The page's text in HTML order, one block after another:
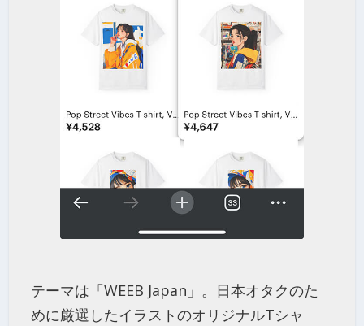
テーマは「WEEB Japan」。日本オタクのた
めに厳選したイラストのオリジナルTシャ